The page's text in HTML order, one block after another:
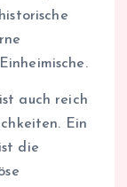
auch reich
Ein
die